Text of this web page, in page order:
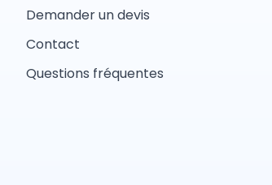
Demander un devis
Contact
Questions fréquentes